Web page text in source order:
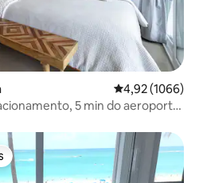
Classificação
4,92 (1066)
5 min do aeroporto
apreciados